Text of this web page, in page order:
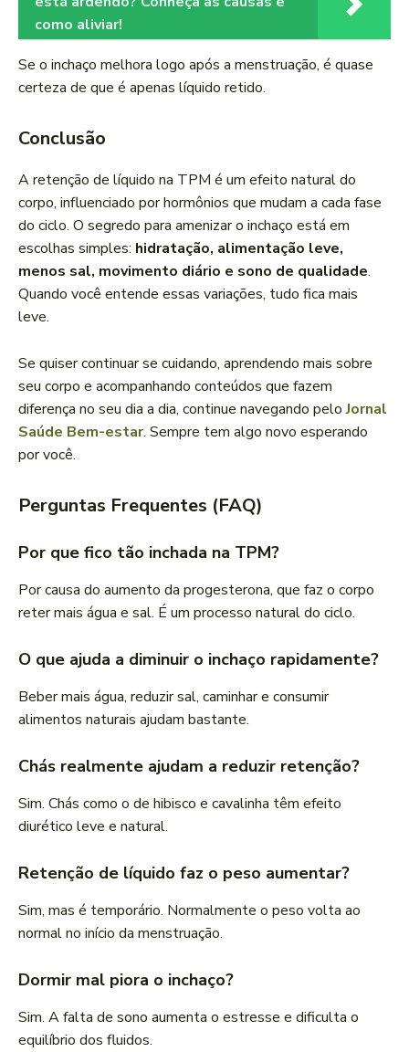
como aliviar!
Se o inchaço melhora logo após a menstruação, é quase
certeza de que é apenas líquido retido.
Conclusão
A retenção de líquido na TPM é um efeito natural do
corpo, influenciado por hormônios que mudam a cada fase
do ciclo. O segredo para amenizar o inchaço está em
escolhas simples: hidratação, alimentação leve,
menos sal, movimento diário e sono de qualidade.
Quando você entende essas variações, tudo fica mais
leve.
Se quiser continuar se cuidando, aprendendo mais sobre
seu corpo e acompanhando conteúdos que fazem
diferença no seu dia a dia, continue navegando peloJornal
Saúde Bem-estar. Sempre tem algo novo esperando
por você.
Perguntas Frequentes (FAQ)
Por que fico tão inchada na TPM?
Por causa do aumento da progesterona, que faz o corpo
reter mais água e sal. É um processo natural do ciclo.
O que ajuda a diminuir o inchaço rapidamente?
Beber mais água, reduzir sal, caminhar e consumir
alimentos naturais ajudam bastante.
Chás realmente ajudam a reduzir retenção?
Sim. Chás como o de hibisco e cavalinha têm efeito
diurético leve e natural.
Retenção de líquido faz o peso aumentar?
Sim, mas é temporário. Normalmente o peso volta ao
normal no início da menstruação.
Dormir mal piora o inchaço?
Sim. A falta de sono aumenta o estresse e dificulta o
equilíbrio dos fluidos.